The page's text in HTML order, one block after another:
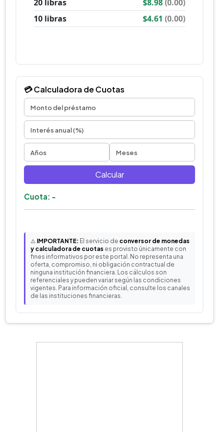
💳 Calculadora de Cuotas
Calcular
Cuota: -
⚠️ IMPORTANTE: El servicio de conversor de monedas
y calculadora de cuotas es provisto únicamente con
fines informativos por este portal. No representa una
oferta, compromiso, ni obligación contractual de
ninguna institución financiera. Los cálculos son
referenciales y pueden variar según las condiciones
vigentes. Para información oficial, consulte los canales
de las instituciones financieras.